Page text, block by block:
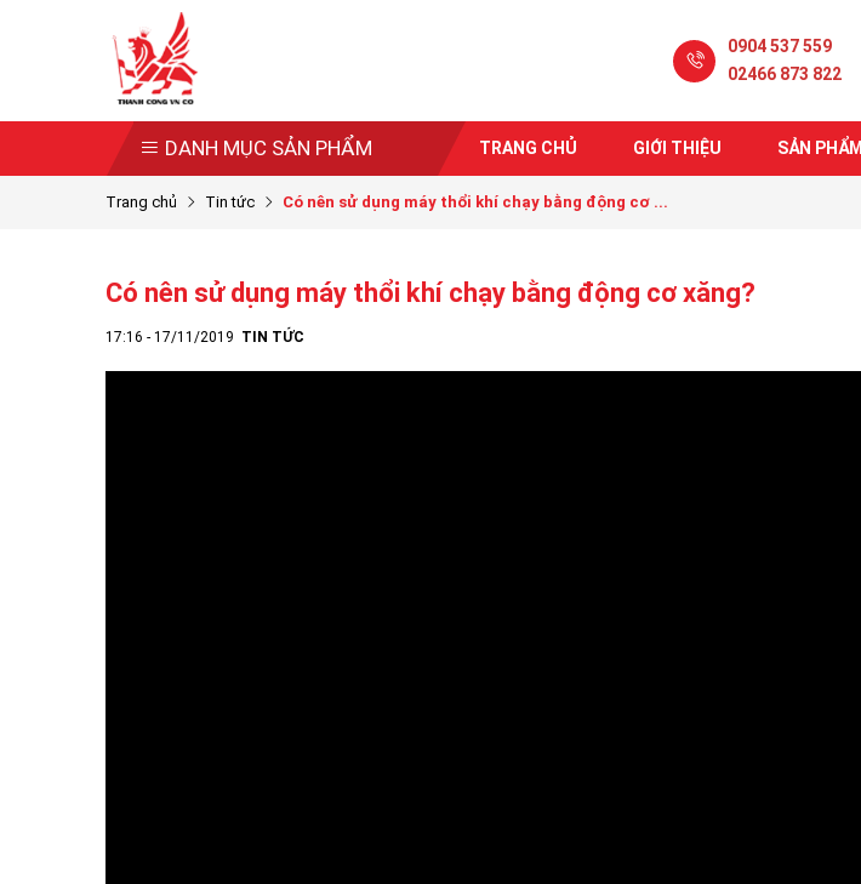
0904 537 559
02466 873 822
DANH MỤC SẢN PHẨM TRANG CHỦ GIỚI THIỆU SẢN PHẨM
Trang chủ Tin tức Có nên sử dụng máy thổi khí chạy bằng động cơ ...
Có nên sử dụng máy thổi khí chạy bằng động cơ xăng?
17:16 - 17/11/2019 TIN TỨC